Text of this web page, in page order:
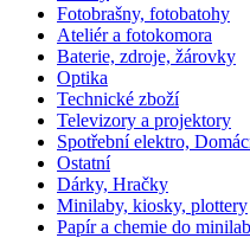
Fotobrašny, fotobatohy
Ateliér a fotokomora
Baterie, zdroje, žárovky
Optika
Technické zboží
Televizory a projektory
Spotřební elektro,
Ostatní
Dárky, Hračky
Minilaby, kiosky, plottery
Papír a chemie do